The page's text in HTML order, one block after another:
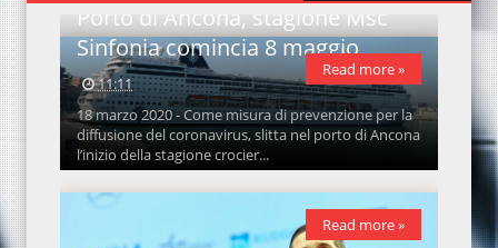
Porto di Ancona, stagione Msc
Sinfonia comincia 8 maggio
11:11
18 marzo 2020 - Come misura di prevenzione per la
diffusione del coronavirus, slitta nel porto di Ancona
l’inizio della stagione crocier...
Read more »
Read more »